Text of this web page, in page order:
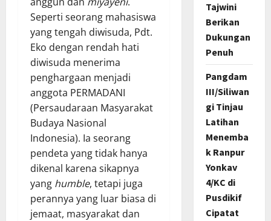
Seperti seorang mahasiswa
yang tengah diwisuda, Pdt.
Eko dengan rendah hati
diwisuda menerima
penghargaan menjadi
anggota PERMADANI
(Persaudaraan Masyarakat
Budaya Nasional
Indonesia). Ia seorang
pendeta yang tidak hanya
dikenal karena sikapnya
yang humble, tetapi juga
perannya yang luar biasa di
jemaat, masyarakat dan
Tajwini
Berikan
Dukungan
Penuh
Pangdam
III/Siliwan
gi Tinjau
Latihan
Menemba
k Ranpur
Yonkav
4/KC di
Pusdikif
Cipatat